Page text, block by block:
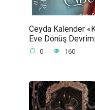
Ceyda Kalender
Eve Dönüş
0 160